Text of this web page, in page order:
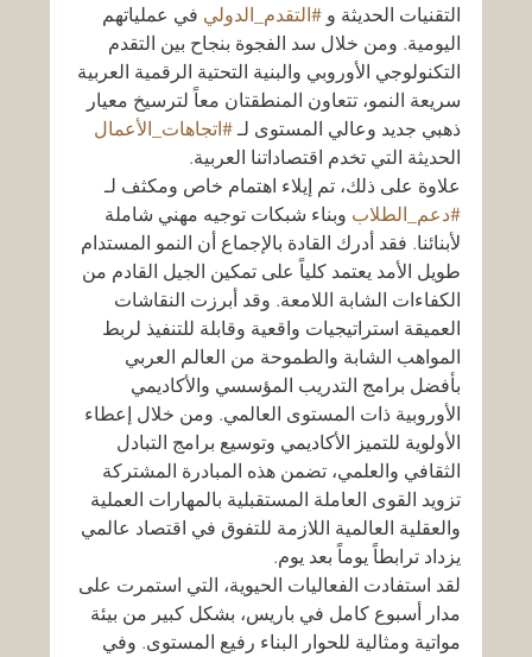
التقنيات الحديثة و #التقدم_الدولي في عملياتهم
اليومية. ومن خلال سد الفجوة بنجاح بين التقدم
التكنولوجي الأوروبي والبنية التحتية الرقمية العربية
سريعة النمو، تتعاون المنطقتان معاً لترسيخ معيار
ذهبي جديد وعالي المستوى لـ #اتجاهات_الأعمال
الحديثة التي تخدم اقتصاداتنا العربية.
علاوة على ذلك، تم إيلاء اهتمام خاص ومكثف لـ
#دعم_الطلاب وبناء شبكات توجيه مهني شاملة
لأبنائنا. فقد أدرك القادة بالإجماع أن النمو المستدام
طويل الأمد يعتمد كلياً على تمكين الجيل القادم من
الكفاءات الشابة اللامعة. وقد أبرزت النقاشات
العميقة استراتيجيات واقعية وقابلة للتنفيذ لربط
المواهب الشابة والطموحة من العالم العربي
بأفضل برامج التدريب المؤسسي والأكاديمي
الأوروبية ذات المستوى العالمي. ومن خلال إعطاء
الأولوية للتميز الأكاديمي وتوسيع برامج التبادل
الثقافي والعلمي، تضمن هذه المبادرة المشتركة
تزويد القوى العاملة المستقبلية بالمهارات العملية
والعقلية العالمية اللازمة للتفوق في اقتصاد عالمي
يزداد ترابطاً يوماً بعد يوم.
لقد استفادت الفعاليات الحيوية، التي استمرت على
مدار أسبوع كامل في باريس، بشكل كبير من بيئة
مواتية ومثالية للحوار البناء رفيع المستوى. وفي